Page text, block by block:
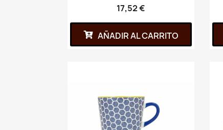
17,52 €
AÑADIR AL CARRITO